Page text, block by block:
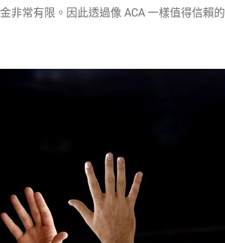
非常有限。因此透過像 ACA 一樣值得信賴的